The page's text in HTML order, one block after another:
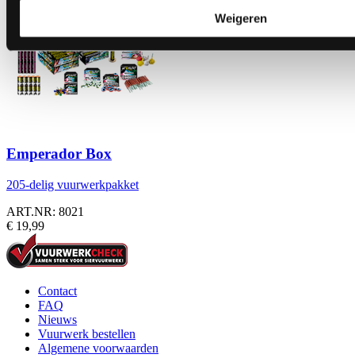
Weigeren
Emperador Box
205-delig vuurwerkpakket
ART.NR: 8021
€ 19,99
Contact
FAQ
Nieuws
Vuurwerk bestellen
Algemene voorwaarden